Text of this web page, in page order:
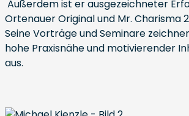
Außerdem ist er ausgezeichneter
Ortenauer Original und Mr. Charisma
Seine Vorträge und Seminare
hohe Praxisnähe und motivierender
aus.